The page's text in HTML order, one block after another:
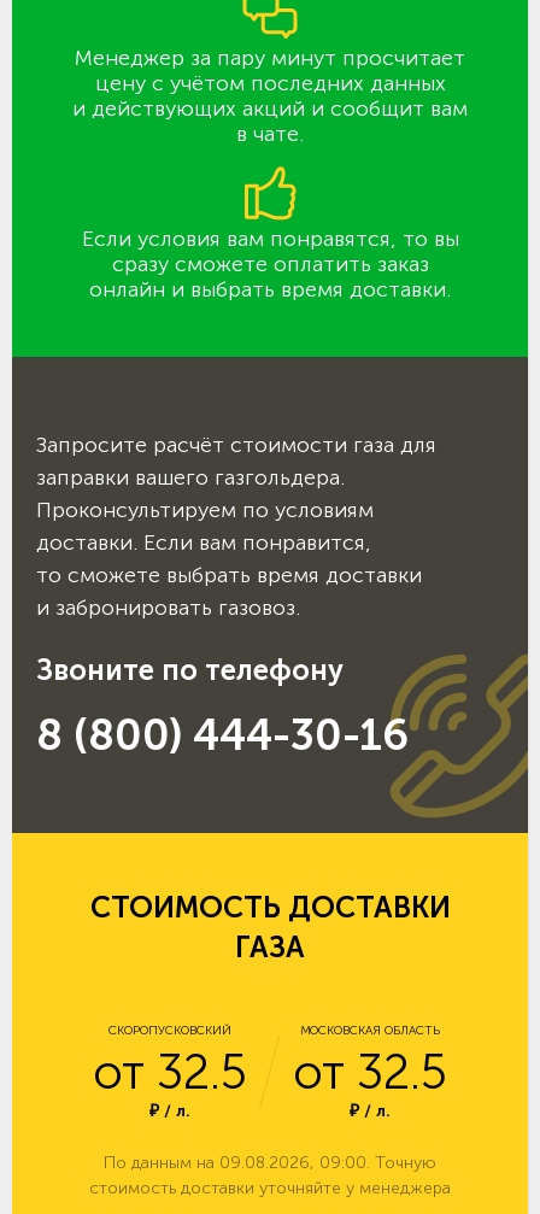
Менеджер за пару минут просчитает
цену с учётом последних данных
и действующих акций и сообщит вам
в чате.
Если условия вам понравятся, то вы
сразу сможете оплатить заказ
онлайн и выбрать время доставки.
Запросите расчёт стоимости газа для
заправки вашего газгольдера.
Проконсультируем по условиям
доставки. Если вам понравится,
то сможете выбрать время доставки
и забронировать газовоз.
Звоните по телефону
8 (800) 444-30-16
СТОИМОСТЬ ДОСТАВКИ
ГАЗА
СКОРОПУСКОВСКИЙ
от 32.5
₽ / л.
МОСКОВСКАЯ ОБЛАСТЬ
от 32.5
₽ / л.
По данным на 09.08.2026, 09:00. Точную
стоимость доставки уточняйте у менеджера